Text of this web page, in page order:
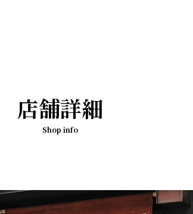
店舗詳細
Shop info